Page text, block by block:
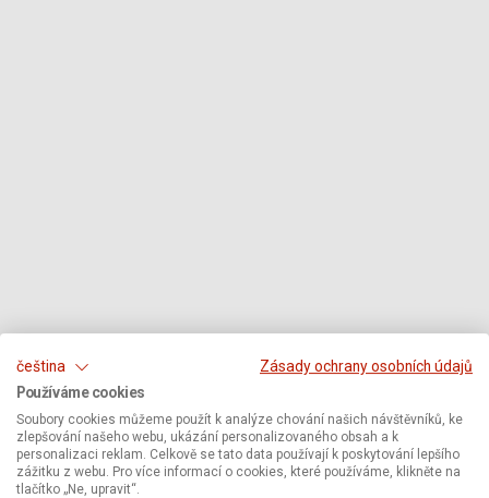
čeština
Zásady ochrany osobních údajů
Používáme cookies
Soubory cookies můžeme použít k analýze chování našich návštěvníků, ke
zlepšování našeho webu, ukázání personalizovaného obsah a k
personalizaci reklam. Celkově se tato data používají k poskytování lepšího
zážitku z webu. Pro více informací o cookies, které používáme, klikněte na
tlačítko „Ne, upravit“.